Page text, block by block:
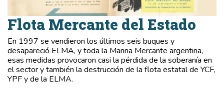
Flota Mercante del Estado
En 1997 se vendieron los últimos seis buques y
desapareció ELMA, y toda la Marina Mercante argentina,
esas medidas provocaron casi la pérdida de la soberanía en
el sector y también la destrucción de la flota estatal de YCF,
YPF y de la ELMA.